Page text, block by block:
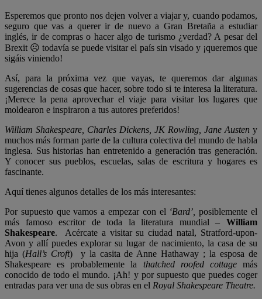
Esperemos que pronto nos dejen volver a viajar y, cuando podamos,
seguro que vas a querer ir de nuevo a Gran Bretaña a estudiar
inglés, ir de compras o hacer algo de turismo ¿verdad? A pesar del
Brexit ☹ todavía se puede visitar el país sin visado y ¡queremos que
sigáis viniendo!
Así, para la próxima vez que vayas, te queremos dar algunas
sugerencias de cosas que hacer, sobre todo si te interesa la literatura.
¡Merece la pena aprovechar el viaje para visitar los lugares que
moldearon e inspiraron a tus autores preferidos!
William Shakespeare, Charles Dickens, JK Rowling, Jane Austen y
muchos más forman parte de la cultura colectiva del mundo de habla
inglesa. Sus historias han entretenido a generación tras generación.
Y conocer sus pueblos, escuelas, salas de escritura y hogares es
fascinante.
Aquí tienes algunos detalles de los más interesantes:
Por supuesto que vamos a empezar con el ‘Bard’, posiblemente el
más famoso escritor de toda la literatura mundial – William
Shakespeare. Acércate a visitar su ciudad natal, Stratford-upon-
Avon y allí puedes explorar su lugar de nacimiento, la casa de su
hija (Hall’s Croft) y la casita de Anne Hathaway ; la esposa de
Shakespeare es probablemente la thatched roofed cottagemás
conocido de todo el mundo. ¡Ah! y por supuesto que puedes coger
entradas para ver una de sus obras en el Royal Shakespeare Theatre.